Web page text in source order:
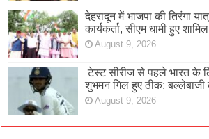
देहरादून में भाजपा की तिरंगा
कार्यकर्ता, सीएम धामी हुए शामिल
August 9, 2026
टेस्ट सीरीज से पहले भारत के
शुभमन गिल हुए ठीक;
August 9, 2026